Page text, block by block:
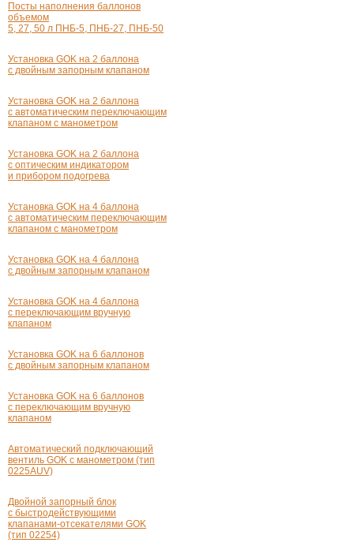
Посты наполнения баллонов
объемом
5, 27, 50 л ПНБ-5, ПНБ-27, ПНБ-50
Установка GOK на 2 баллона
с двойным запорным клапаном
Установка GOK на 2 баллона
с автоматическим переключающим
клапаном с манометром
Установка GOK на 2 баллона
с оптическим индикатором
и прибором подогрева
Установка GOK на 4 баллона
с автоматическим переключающим
клапаном с манометром
Установка GOK на 4 баллона
с двойным запорным клапаном
Установка GOK на 4 баллона
с переключающим вручную
клапаном
Установка GOK на 6 баллонов
с двойным запорным клапаном
Установка GOK на 6 баллонов
с переключающим вручную
клапаном
Автоматический подключающий
вентиль GOK с манометром (тип
0225AUV)
Двойной запорный блок
с быстродействующими
клапанами-отсекателями GOK
(тип 02254)